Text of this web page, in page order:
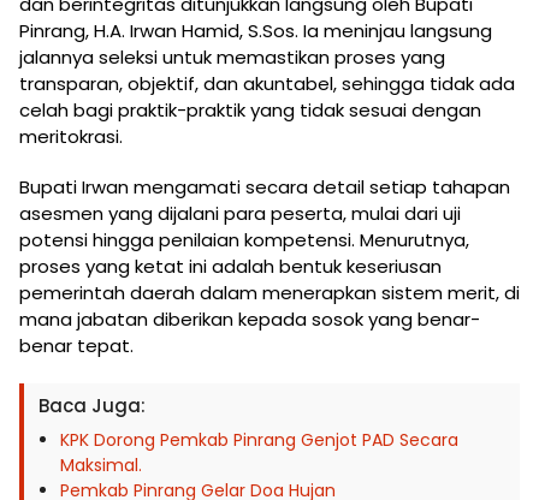
Pinrang, H.A. Irwan Hamid, S.Sos. Ia meninjau langsung
jalannya seleksi untuk memastikan proses yang
transparan, objektif, dan akuntabel, sehingga tidak ada
celah bagi praktik-praktik yang tidak sesuai dengan
meritokrasi.
Bupati Irwan mengamati secara detail setiap tahapan
asesmen yang dijalani para peserta, mulai dari uji
potensi hingga penilaian kompetensi. Menurutnya,
proses yang ketat ini adalah bentuk keseriusan
pemerintah daerah dalam menerapkan sistem merit, di
mana jabatan diberikan kepada sosok yang benar-
benar tepat.
Baca Juga:
KPK Dorong Pemkab Pinrang Genjot PAD Secara
Maksimal.
Pemkab Pinrang Gelar Doa Hujan